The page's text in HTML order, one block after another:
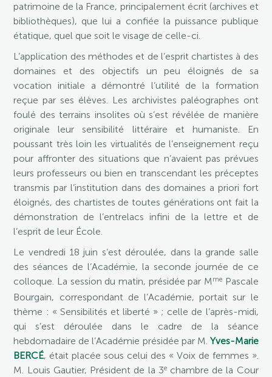
patrimoine de la France, principalement écrit (archives et
bibliothèques), que lui a confiée la puissance publique
étatique, quel que soit le visage de celle-ci.
L’application des méthodes et de l’esprit chartistes à des
domaines et des objectifs un peu éloignés de sa
vocation initiale a démontré l’utilité de la formation
reçue par ses élèves. Les archivistes paléographes ont
foulé des terrains insolites où s’est révélée de manière
originale leur sensibilité littéraire et humaniste. En
poussant très loin les virtualités de l’enseignement reçu
pour affronter des situations que n’avaient pas prévues
leurs professeurs ou bien en transcendant les préceptes
transmis par l’institution dans des domaines a priori fort
éloignés, des chartistes de toutes générations ont fait la
démonstration de l’entrelacs infini de la lettre et de
l’esprit de leur École.
Le vendredi 18 juin s’est déroulée, dans la grande salle
des séances de l’Académie, la seconde journée de ce
colloque. La session du matin, présidée par MmePascale
Bourgain, correspondant de l’Académie, portait sur le
thème : « Sensibilités et liberté » ; celle de l’après-midi,
qui s’est déroulée dans le cadre de la séance
hebdomadaire de l’Académie présidée par M. Yves-Marie
BERCÉ, était placée sous celui des « Voix de femmes ».
M. Louis Gautier, Président de la 3echambre de la Cour